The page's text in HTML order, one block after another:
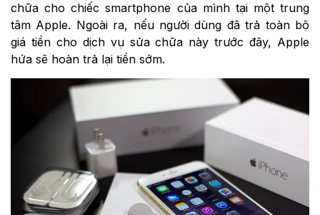
chữa cho chiếc smartphone của mình tại một trung
tâm Apple. Ngoài ra, nếu người dùng đã trả toàn bộ
giá tiền cho dịch vụ sửa chữa này trước đây, Apple
hứa sẽ hoàn trả lại tiền sớm.